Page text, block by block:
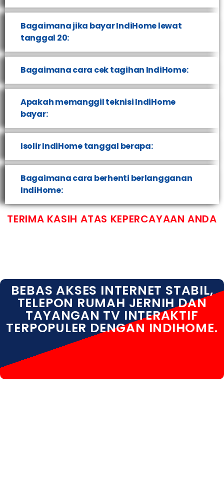
Bagaimana jika bayar IndiHome lewat
tanggal 20:
Bagaimana cara cek tagihan IndiHome:
Apakah memanggil teknisi IndiHome
bayar:
Isolir IndiHome tanggal berapa:
Bagaimana cara berhenti berlangganan
IndiHome:
TERIMA KASIH ATAS KEPERCAYAAN ANDA
BEBAS AKSES INTERNET STABIL,
TELEPON RUMAH JERNIH DAN
TAYANGAN TV INTERAKTIF
TERPOPULER DENGAN INDIHOME.